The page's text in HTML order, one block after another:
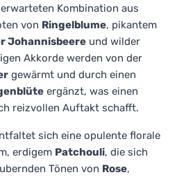
Kombination aus
von Ringelblume, pikantem
Johannisbeere und wilder
Akkorde werden von der
gewärmt und durch einen
ergänzt, was einen
reizvollen Auftakt schafft.
sich eine opulente florale
erdigem Patchouli, die sich
Tönen von Rose,